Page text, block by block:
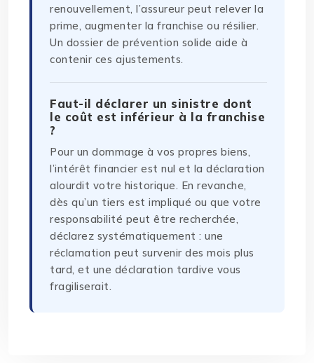
renouvellement, l’assureur peut relever la
prime, augmenter la franchise ou résilier.
Un dossier de prévention solide aide à
contenir ces ajustements.
Faut-il déclarer un sinistre dont
le coût est inférieur à la franchise
?
Pour un dommage à vos propres biens,
l’intérêt financier est nul et la déclaration
alourdit votre historique. En revanche,
dès qu’un tiers est impliqué ou que votre
responsabilité peut être recherchée,
déclarez systématiquement : une
réclamation peut survenir des mois plus
tard, et une déclaration tardive vous
fragiliserait.